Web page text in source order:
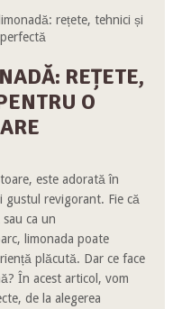
rețete, tehnici și
REȚETE,
O
este adorată în
gustul revigorant. Fie că
ca un
limonada poate
plăcută. Dar ce face
În acest articol, vom
de la alegerea